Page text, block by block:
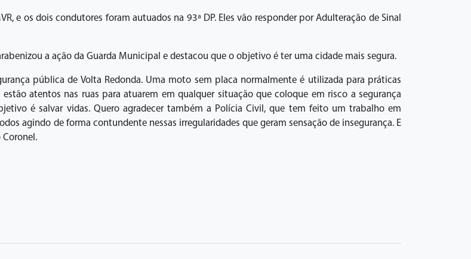
e os dois condutores foram autuados na 93ª DP. Eles vão responder por Adulteração de Sinal
a ação da Guarda Municipal e destacou que o objetivo é ter uma cidade mais segura.
pública de Volta Redonda. Uma moto sem placa normalmente é utilizada para práticas
atentos nas ruas para atuarem em qualquer situação que coloque em risco a segurança
é salvar vidas. Quero agradecer também a Polícia Civil, que tem feito um trabalho em
agindo de forma contundente nessas irregularidades que geram sensação de insegurança. E
Coronel.